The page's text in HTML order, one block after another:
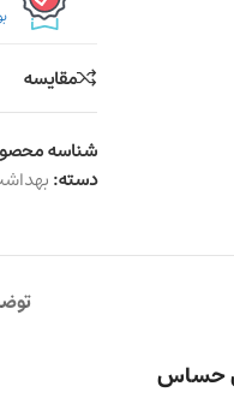
مقایسه
شناسه
دسته:
حساس